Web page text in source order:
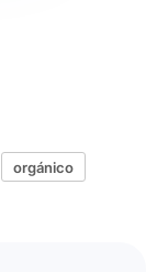
orgánico